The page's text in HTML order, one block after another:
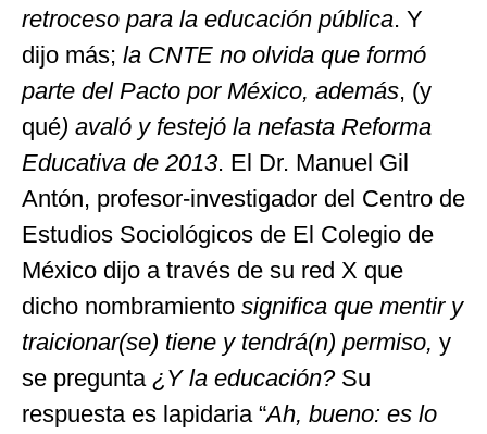
retroceso para la educación pública. Y
dijo más; la CNTE no olvida que formó
parte del Pacto por México, además, (y
qué) avaló y festejó la nefasta Reforma
Educativa de 2013. El Dr. Manuel Gil
Antón, profesor-investigador del Centro de
Estudios Sociológicos de El Colegio de
México dijo a través de su red X que
dicho nombramiento significa que mentir y
traicionar(se) tiene y tendrá(n) permiso, y
se pregunta ¿Y la educación? Su
respuesta es lapidaria “Ah, bueno: es lo